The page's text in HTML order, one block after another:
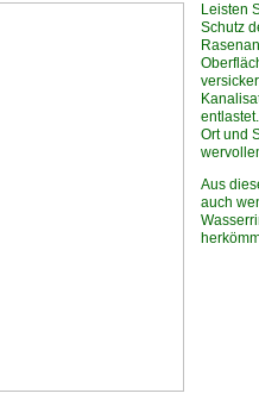
Leisten
Schutz
Ort und
Aus
auch